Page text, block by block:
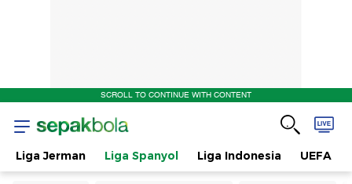
SCROLL TO CONTINUE WITH CONTENT
Liga Jerman Liga Spanyol Liga Indonesia UEFA